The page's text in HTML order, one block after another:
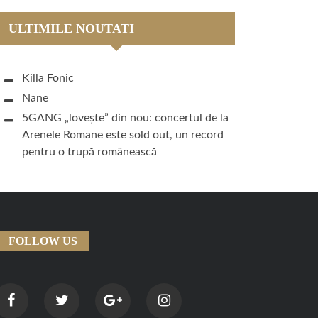
ULTIMILE NOUTATI
Killa Fonic
Nane
5GANG „lovește” din nou: concertul de la
Arenele Romane este sold out, un record
pentru o trupă românească
FOLLOW US